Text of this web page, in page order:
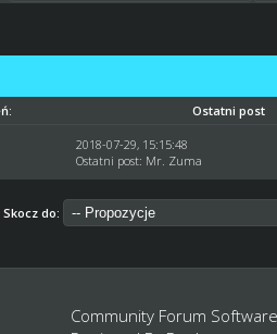
Ostatni post
2018-07-29, 15:15:48
Ostatni post: Mr. Zuma
Skocz do:
Community Forum